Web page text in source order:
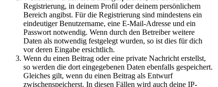
Registrierung, in deinem Profil oder deinem persönlichem
Bereich angibst. Für die Registrierung sind mindestens ein
eindeutiger Benutzername, eine E-Mail-Adresse und ein
Passwort notwendig. Wenn durch den Betreiber weitere
Daten als notwendig festgelegt wurden, so ist dies für dich
vor deren Eingabe ersichtlich.
Wenn du einen Beitrag oder eine private Nachricht erstellst,
so werden die dort eingegebenen Daten ebenfalls gespeichert.
Gleiches gilt, wenn du einen Beitrag als Entwurf
zwischenspeicherst. In diesen Fällen wird auch deine IP-